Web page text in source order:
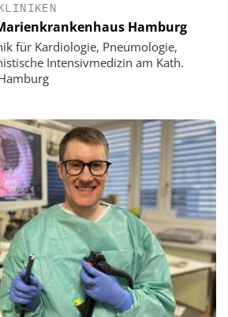
Hamburg
für Kardiologie, Pneumologie,
Intensivmedizin am Kath.